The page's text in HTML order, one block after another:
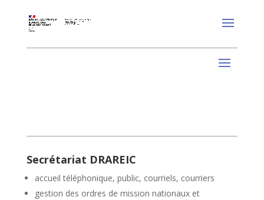
Secrétariat DRAREIC
accueil téléphonique, public, courriels, courriers
gestion des ordres de mission nationaux et